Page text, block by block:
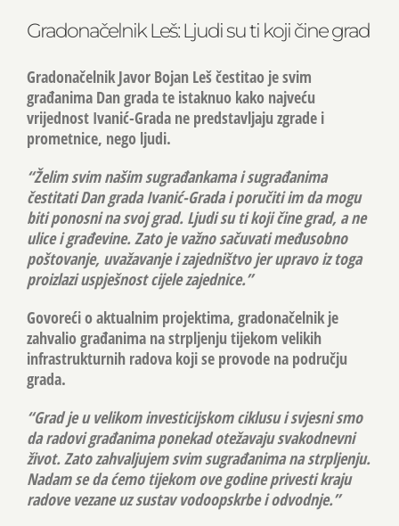
Gradonačelnik Leš: Ljudi su ti koji čine grad
GradonačelnikJavor Bojan Leščestitao je svim
građanima Dan grada te istaknuo kako najveću
vrijednost Ivanić-Grada ne predstavljaju zgrade i
prometnice, nego ljudi.
“Želim svim našim sugrađankama i sugrađanima
čestitati Dan grada Ivanić-Grada i poručiti im da mogu
biti ponosni na svoj grad. Ljudi su ti koji čine grad, a ne
ulice i građevine. Zato je važno sačuvati međusobno
poštovanje, uvažavanje i zajedništvo jer upravo iz toga
proizlazi uspješnost cijele zajednice.”
Govoreći o aktualnim projektima, gradonačelnik je
zahvalio građanima na strpljenju tijekom velikih
infrastrukturnih radova koji se provode na području
grada.
“Grad je u velikom investicijskom ciklusu i svjesni smo
da radovi građanima ponekad otežavaju svakodnevni
život. Zato zahvaljujem svim sugrađanima na strpljenju.
Nadam se da ćemo tijekom ove godine privesti kraju
radove vezane uz sustav vodoopskrbe i odvodnje.”